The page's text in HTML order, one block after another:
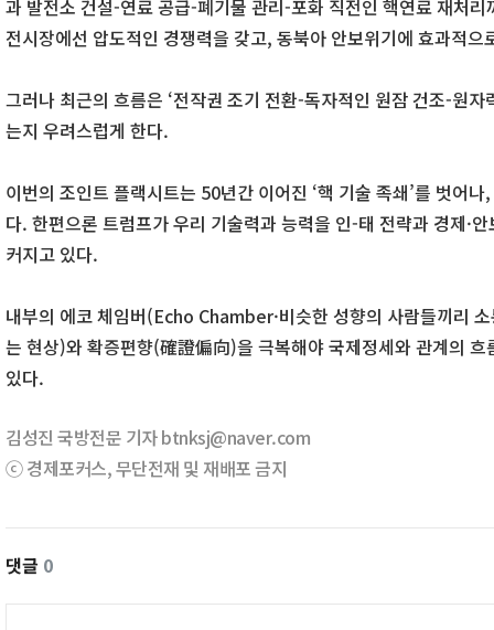
과 발전소 건설-연료 공급-폐기물 관리-포화 직전인 핵연료 재처리
전시장에선 압도적인 경쟁력을 갖고, 동북아 안보위기에 효과적
그러나 최근의 흐름은 ‘전작권 조기 전환-독자적인 원잠 건조-원
는지 우려스럽게 한다.
이번의 조인트 플랙시트는 50년간 이어진 ‘핵 기술 족쇄’를 벗어
다. 한편으론 트럼프가 우리 기술력과 능력을 인-태 전략과 경제·
커지고 있다.
내부의 에코 체임버(Echo Chamber·비슷한 성향의 사람들끼리
는 현상)와 확증편향(確證偏向)을 극복해야 국제정세와 관계의
있다.
김성진 국방전문 기자 btnksj@naver.com
ⓒ 경제포커스, 무단전재 및 재배포 금지
댓글 0